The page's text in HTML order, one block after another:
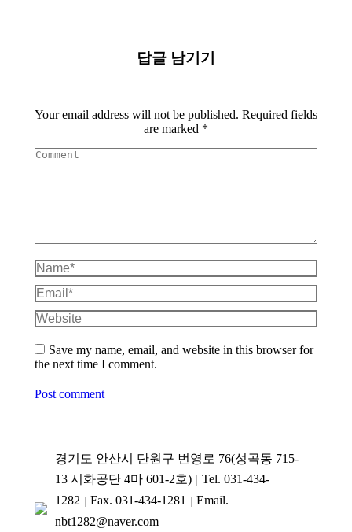
답글 남기기
Your email address will not be published. Required fields
are marked *
Comment
Name *
Email *
Website
Save my name, email, and website in this browser for
the next time I comment.
Post comment
경기도 안산시 단원구 번영로 76(성곡동 715-
13 시화공단 4마 601-2호)
Tel. 031-434-
1282
Fax. 031-434-1281
Email.
nbt1282@naver.com